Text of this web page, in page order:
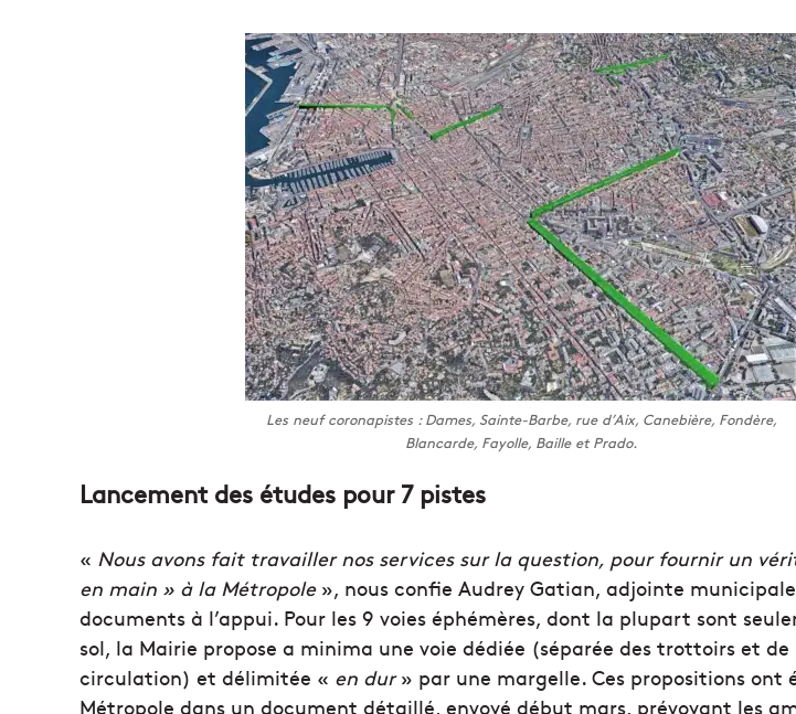
Les neuf coronapistes : Dames, Sainte-Barbe, rue d’Aix, Canebière, Fondère,
Blancarde, Fayolle, Baille et Prado.
Lancement des études pour 7 pistes
« Nous avons fait travailler nos services sur la question, pour fournir un
en main » à la Métropole», nous confie Audrey Gatian, adjointe
documents à l’appui. Pour les 9 voies éphémères, dont la plupart sont
sol, la Mairie propose a minima une voie dédiée (séparée des trottoirs et de
circulation) et délimitée « en dur» par une margelle. Ces propositions ont
Métropole dans un document détaillé, envoyé début mars, prévoyant les